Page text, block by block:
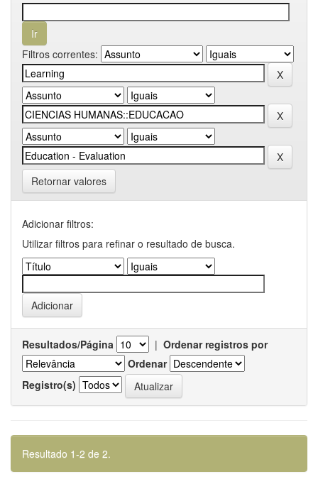
Filtros correntes:
Retornar valores
Adicionar filtros:
Utilizar filtros para refinar o resultado de busca.
Resultados/Página | Ordenar registros por
Ordenar
Registro(s)
Resultado 1-2 de 2.